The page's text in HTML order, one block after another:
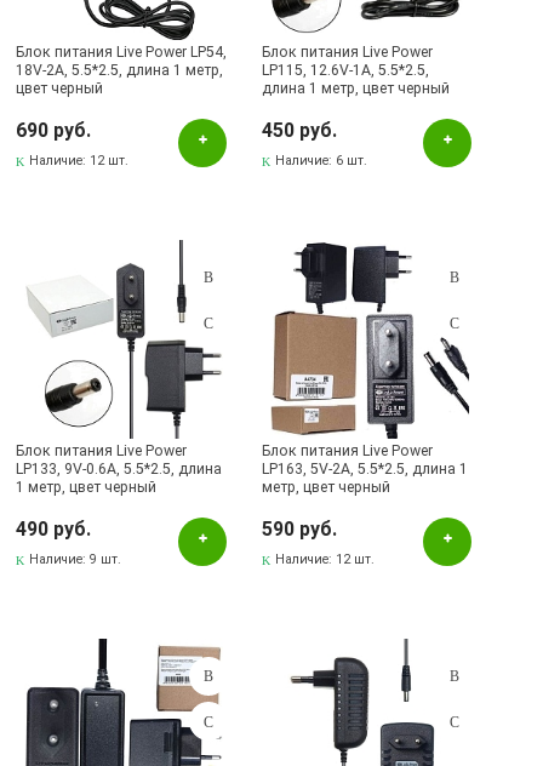
Блок питания Live Power LP54,
18V-2A, 5.5*2.5, длина 1 метр,
цвет черный
690 руб.
Наличие: 12 шт.
Блок питания Live Power
LP115, 12.6V-1A, 5.5*2.5,
длина 1 метр, цвет черный
450 руб.
Наличие: 6 шт.
Блок питания Live Power
LP133, 9V-0.6A, 5.5*2.5, длина
1 метр, цвет черный
490 руб.
Наличие:9 шт.
Блок питания Live Power
LP163, 5V-2A, 5.5*2.5, длина 1
метр, цвет черный
590 руб.
Наличие: 12 шт.